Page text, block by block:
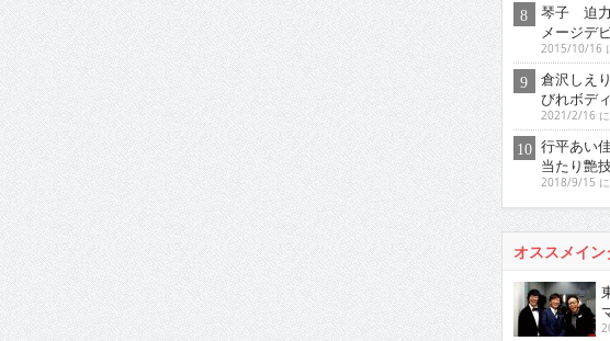
琴子 迫力
メージデ
2015/10/16
倉沢しえ
びれボデ
2021/2/16 に
行平あい
当たり艶
2018/9/15 に
オススメイン